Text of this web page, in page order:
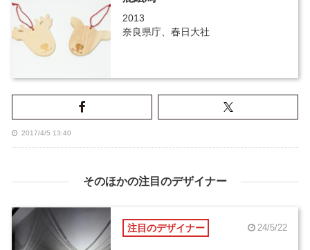
2013
奈良県庁、春日大社
2017/4/5 13:40
そのほかの注目のデザイナー
注目のデザイナー 24/5/22